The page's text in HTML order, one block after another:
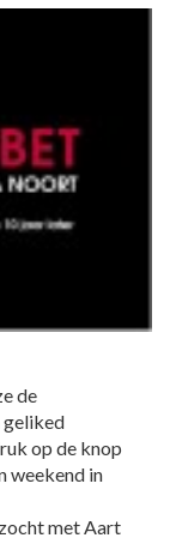
de
geliked
op de knop
weekend in
met Aart